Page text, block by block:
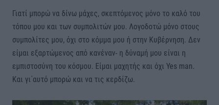
Γιατί μπορώ να δίνω μάχες, σκεπτόμενος μόνο το καλό του
τόπου μου και των συμπολιτών μου. Λογοδοτώ μόνο στους
συμπολίτες μου, όχι στο κόμμα μου ή στην Κυβέρνηση. Δεν
είμαι εξαρτώμενος από κανέναν- η δύναμή μου είναι η
εμπιστοσύνη του κόσμου. Είμαι μαχητής και όχι Yes man.
Και γι΄αυτό μπορώ και να τις κερδίζω.